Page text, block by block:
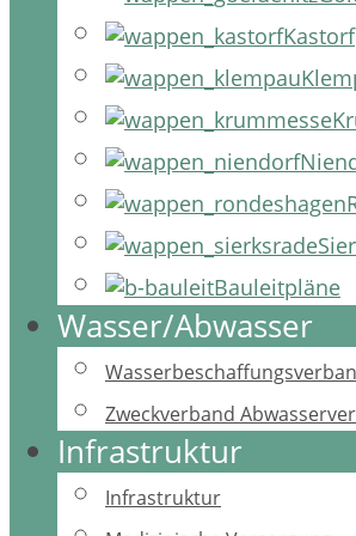
Kastorf
Bauleitpläne
Wasser/Abwasser
Zweckverband
Infrastruktur
Infrastruktur